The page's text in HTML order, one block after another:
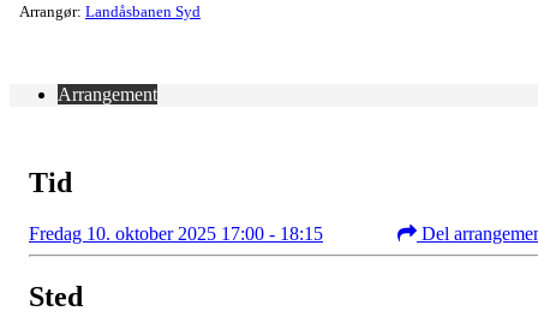
Arrangør: Landåsbanen Syd
Arrangement
Tid
Fredag 10. oktober 2025 17:00 - 18:15 Del
Sted